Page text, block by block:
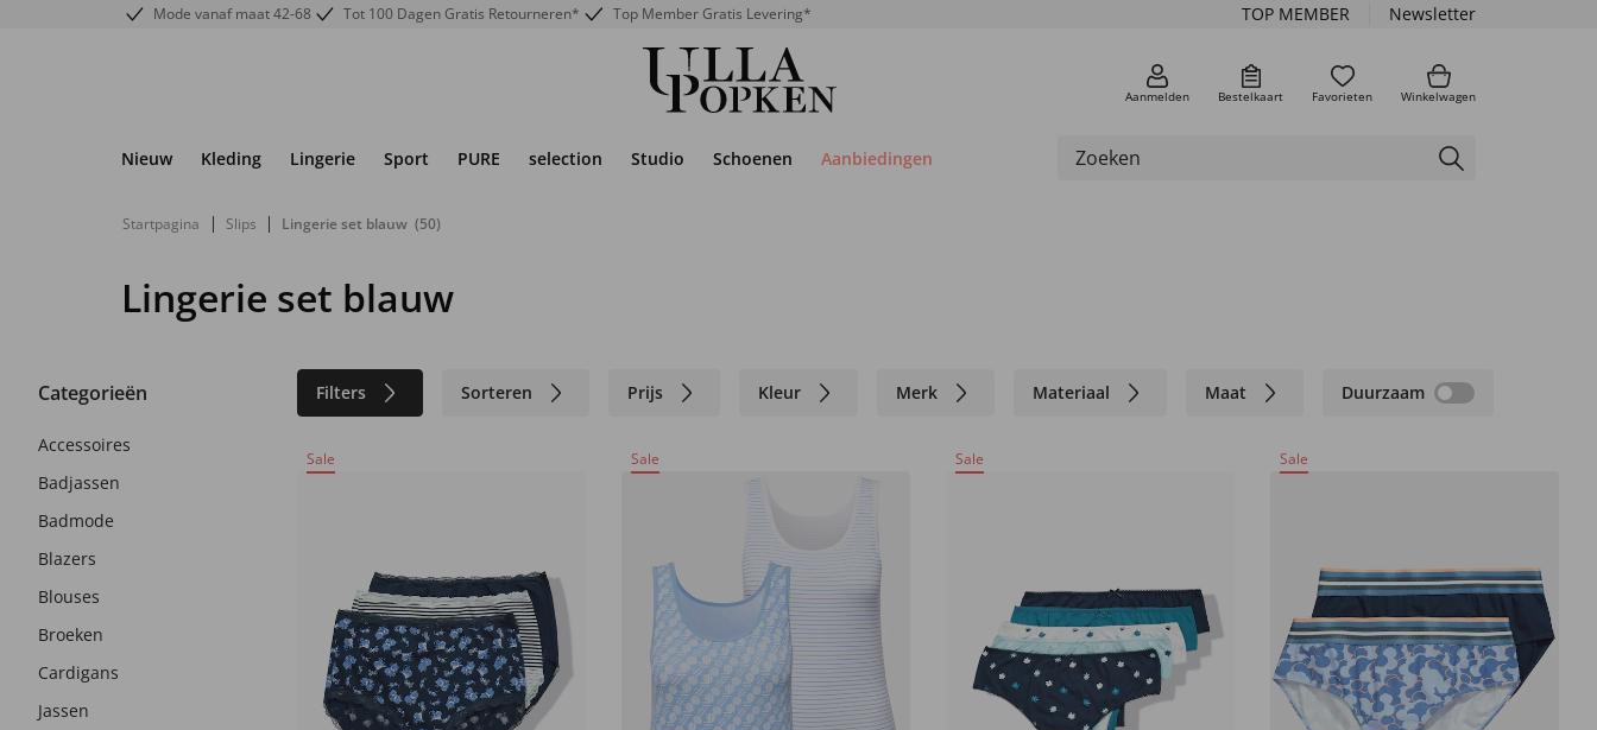
Mode vanaf maat 42-68 Tot 100 Dagen Gratis Retourneren* Top Member Gratis Levering* TOP MEMBER Newsletter
Aanmelden Bestelkaart Favorieten Winkelwagen
Nieuw Kleding Lingerie Sport PURE selection Studio Schoenen Aanbiedingen
Startpagina | Slips | Lingerie set blauw (50)
Lingerie set blauw
Categorieën Filters Sorteren Prijs Kleur Merk Materiaal Maat Duurzaam
Accessoires
Badjassen
Badmode
Blazers
Blouses
Broeken
Cardigans
Jassen
Sale Sale Sale Sale